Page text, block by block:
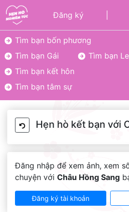
Đăng ký
Tìm bạn bốn phương
Tìm bạn Gái
Tìm bạn
Tìm bạn kết hôn
Tìm bạn tâm sự
Hẹn hò kết bạn với
Đăng nhập để xem ảnh, xem
chuyện với Châu Hồng Sang
Đăng ký tài khoản